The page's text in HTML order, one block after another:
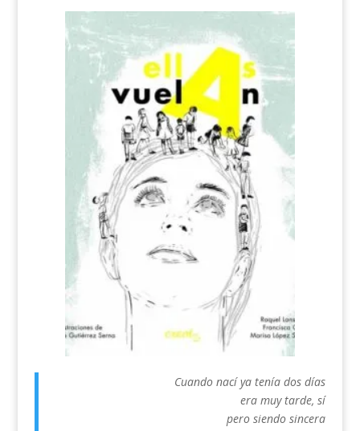
Cuando nací ya tenía dos días
era muy tarde, sí
pero siendo sincera